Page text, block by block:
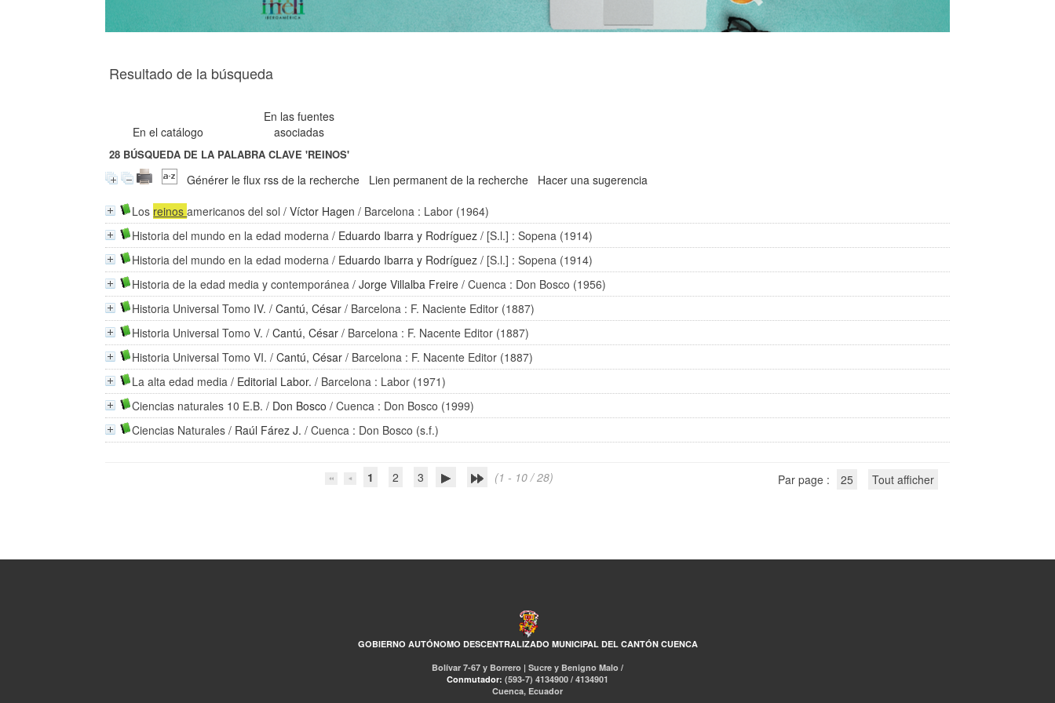
Resultado de la búsqueda
En el catálogo
En las fuentes
asociadas
28 BÚSQUEDA DE LA PALABRA CLAVE'REINOS'
Générer le flux rss de la recherche Lien permanent de la recherche
Hacer una sugerencia
Los reinosamericanos del sol /Víctor Hagen / Barcelona : Labor (1964)
Historia del mundo en la edad moderna / Eduardo Ibarra y Rodríguez / [S.l.] : Sopena (1914)
Historia del mundo en la edad moderna / Eduardo Ibarra y Rodríguez / [S.l.] : Sopena (1914)
Historia de la edad media y contemporánea /Jorge Villalba Freire / Cuenca : Don Bosco (1956)
Historia Universal Tomo IV. /Cantú, César / Barcelona : F. Naciente Editor (1887)
Historia Universal Tomo V. /Cantú, César / Barcelona : F. Nacente Editor (1887)
Historia Universal Tomo VI. /Cantú, César / Barcelona : F. Nacente Editor (1887)
La alta edad media / Editorial Labor. / Barcelona : Labor (1971)
Ciencias naturales 10 E.B. / Don Bosco / Cuenca : Don Bosco (1999)
Ciencias Naturales / Raúl Fárez J. / Cuenca : Don Bosco (s.f.)
1 2 3 (1 - 10 / 28) Par page : 25 Tout afficher
GOBIERNO AUTÓNOMO DESCENTRALIZADO MUNICIPAL DEL CANTÓN CUENCA
Bolívar 7-67 y Borrero | Sucre y Benigno Malo /
Conmutador: (593-7) 4134900 / 4134901
Cuenca, Ecuador